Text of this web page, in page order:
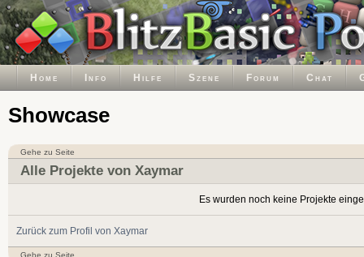
Home Info Hilfe Szene Forum Chat
Showcase
Gehe zu Seite
Alle Projekte von Xaymar
Es wurden noch keine Projekte
Zurück zum Profil von Xaymar